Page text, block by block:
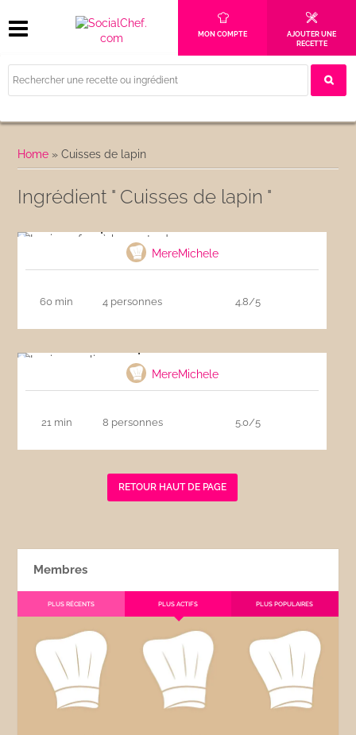
MON COMPTE
AJOUTER UNE
RECETTE
Home »Cuisses de lapin
Ingrédient " Cuisses de lapin "
MereMichele
60 min 4 personnes 4.8/5
MereMichele
21 min 8 personnes 5.0/5
RETOUR HAUT DE PAGE
Membres
PLUS RÉCENTS PLUS ACTIFS PLUS POPULAIRES